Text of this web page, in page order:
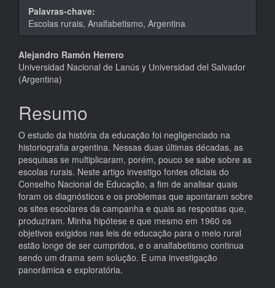
Palavras-chave:
Escolas rurais, Analfabetismo, Argentina
Conteúdo
do
principal
Alejandro Ramón Herrero
Universidad Nacional de Lanús y Universidad del Salvador
(Argentina)
Resumo
O estudo da história da educação foi negligenciado na
historiografia argentina. Nessas duas últimas décadas, as
pesquisas se multiplicaram, porém, pouco se sabe sobre as
escolas rurais. Neste artigo investigo fontes oficiais do
Conselho Nacional de Educação, a fim de analisar quais
foram os diagnósticos e os problemas que apontaram sobre
os sites escolares da campanha e quais as respostas que,
produziram. Minha hipótese e que mesmo em 1960 os
objetivos exigidos nas leis de educação para o meio rural
estão longe de ser cumpridos, e o analfabetismo continua
sendo um drama sem solução. E uma investigação
panorâmica e exploratória.